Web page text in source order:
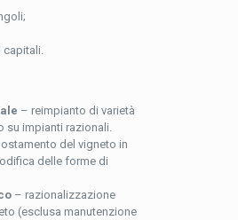
– reimpianto di varietà
su impianti razionali.
del vigneto in
delle forme di
– razionalizzazione
(esclusa manutenzione